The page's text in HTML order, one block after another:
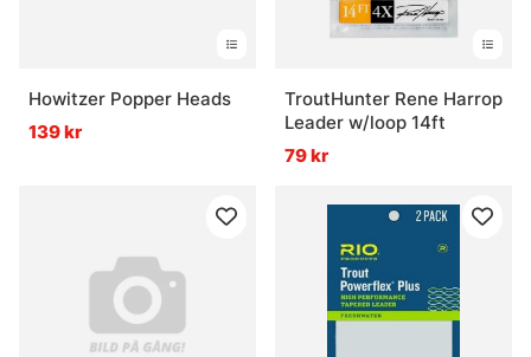
Howitzer Popper Heads
139 kr
TroutHunter Rene Harrop
Leader w/loop 14ft
79 kr